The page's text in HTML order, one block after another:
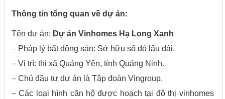
Thông tin tổng quan về dự án:
Tên dự án: Dự án Vinhomes Hạ Long Xanh
– Pháp lý bất động sản: Sở hữu sổ đỏ lâu dài.
– Vị trí: thị xã Quảng Yên, tỉnh Quảng Ninh.
– Chủ đầu tư dự án là Tập đoàn Vingroup.
– Các loại hình căn hộ được hoạch tại đô thị vinhomes